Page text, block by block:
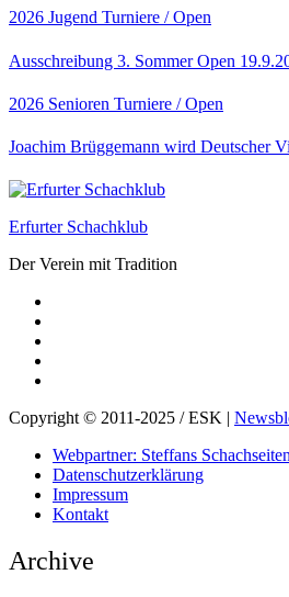
2026 Jugend Turniere / Open
Ausschreibung 3. Sommer Open
2026 Senioren Turniere / Open
Joachim Brüggemann wird Deutscher
Erfurter Schachklub
Der Verein mit Tradition
Copyright © 2011-2025 / ESK
Webpartner: Steffans
Datenschutzerklärung
Impressum
Kontakt
Archive